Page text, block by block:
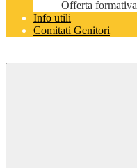
Offerta formativa
Info utili
Comitati Genitori